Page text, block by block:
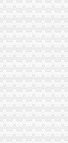
境
公司
作再上新台阶
到位
其对策
调研工作
处
护农维权序幕